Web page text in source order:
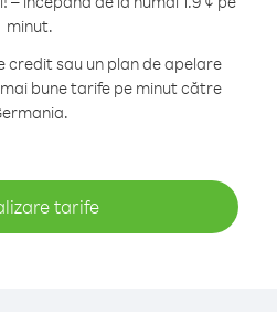
minut.
sau un plan de apelare
bune tarife pe minut către
tarife